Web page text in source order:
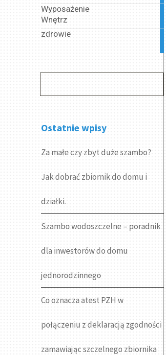
Wyposażenie
Wnętrz
zdrowie
Ostatnie wpisy
Za małe czy zbyt duże szambo?
Jak dobrać zbiornik do domu i
działki.
Szambo wodoszczelne – poradnik
dla inwestorów do domu
jednorodzinnego
Co oznacza atest PZH w
połączeniu z deklaracją zgodności
zamawiając szczelnego zbiornika